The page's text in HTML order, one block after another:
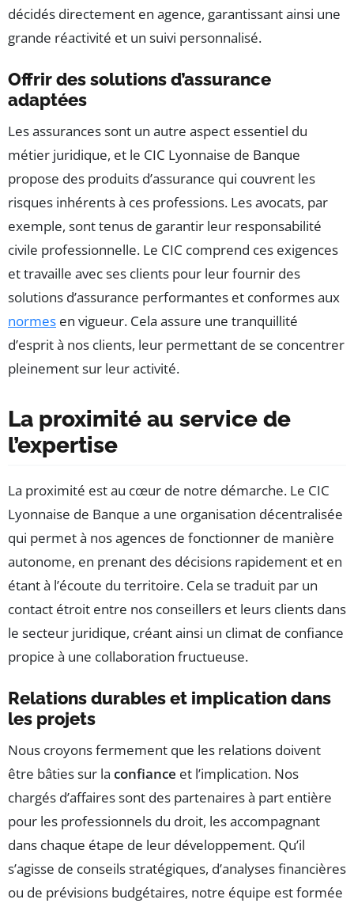
décidés directement en agence, garantissant ainsi une
grande réactivité et un suivi personnalisé.
Offrir des solutions d’assurance
adaptées
Les assurances sont un autre aspect essentiel du
métier juridique, et le CIC Lyonnaise de Banque
propose des produits d’assurance qui couvrent les
risques inhérents à ces professions. Les avocats, par
exemple, sont tenus de garantir leur responsabilité
civile professionnelle. Le CIC comprend ces exigences
et travaille avec ses clients pour leur fournir des
solutions d’assurance performantes et conformes aux
normes en vigueur. Cela assure une tranquillité
d’esprit à nos clients, leur permettant de se concentrer
pleinement sur leur activité.
La proximité au service de
l’expertise
La proximité est au cœur de notre démarche. Le CIC
Lyonnaise de Banque a une organisation décentralisée
qui permet à nos agences de fonctionner de manière
autonome, en prenant des décisions rapidement et en
étant à l’écoute du territoire. Cela se traduit par un
contact étroit entre nos conseillers et leurs clients dans
le secteur juridique, créant ainsi un climat de confiance
propice à une collaboration fructueuse.
Relations durables et implication dans
les projets
Nous croyons fermement que les relations doivent
être bâties sur la confiance et l’implication. Nos
chargés d’affaires sont des partenaires à part entière
pour les professionnels du droit, les accompagnant
dans chaque étape de leur développement. Qu’il
s’agisse de conseils stratégiques, d’analyses financières
ou de prévisions budgétaires, notre équipe est formée